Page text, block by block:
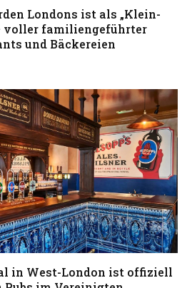
Londons ist als „Klein-
voller familiengeführter
und Bäckereien
in West-London ist offiziell